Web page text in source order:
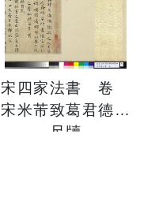
宋四家法書 卷
宋米芾致葛君德忱
尺牘